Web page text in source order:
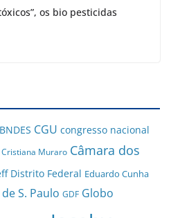
os bio pesticidas
BNDES CGU congresso nacional
Cristiana Muraro Câmara dos
Distrito Federal Eduardo Cunha
S. Paulo GDF Globo